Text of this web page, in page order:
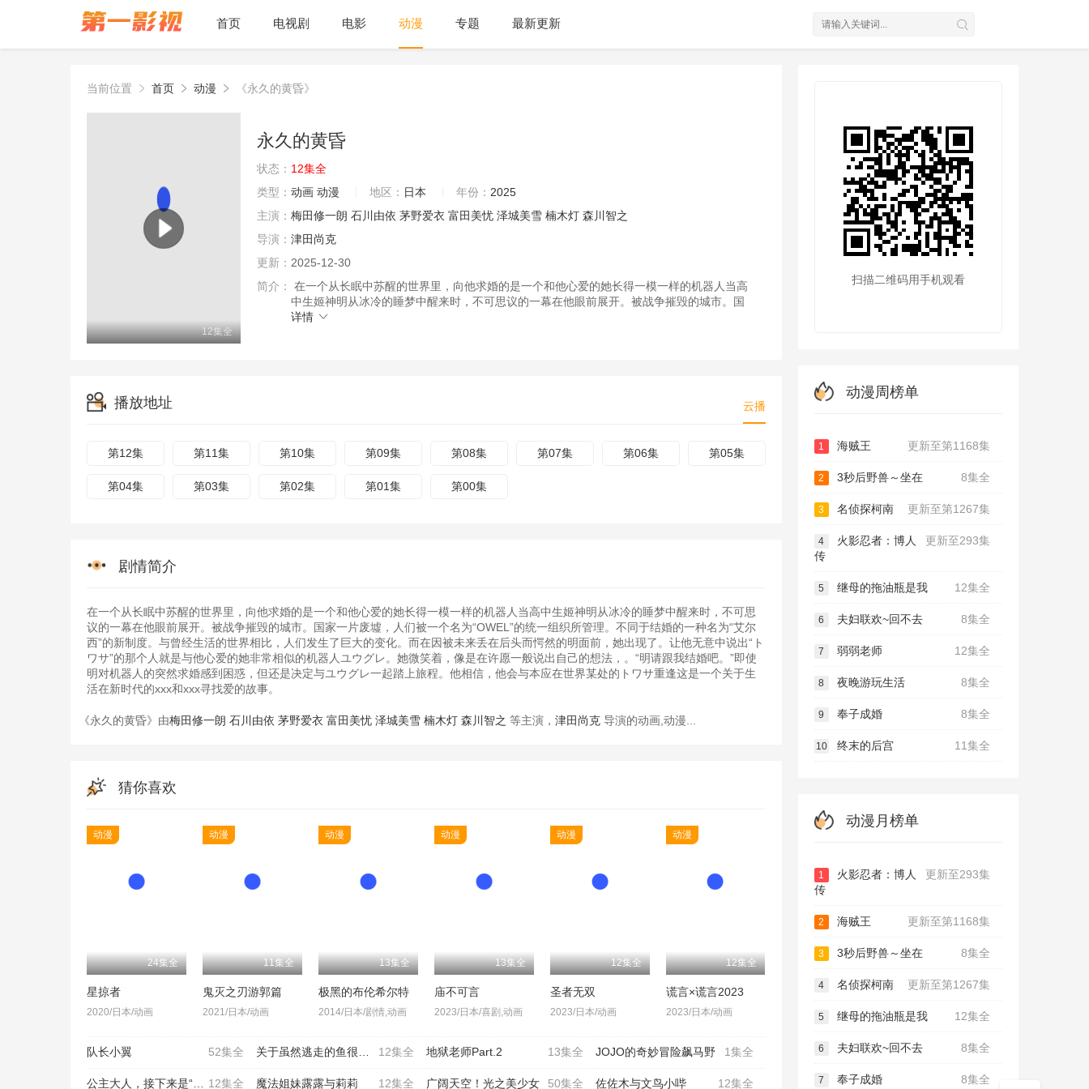
首页 电视剧 电影 动漫 专题 最新更新
当前位置 首页 动漫 《永久的黄昏》
12集全
永久的黄昏
状态： 12集全
类型： 动画 动漫 地区： 日本 年份： 2025
主演： 梅田修一朗 石川由依 茅野爱衣 富田美忧 泽城美雪 楠木灯 森川智之
导演： 津田尚克
更新： 2025-12-30
简介：
在一个从长眠中苏醒的世界里，向他求婚的是一个和他心爱的她长得一模一样的机器人当高
中生姬神明从冰冷的睡梦中醒来时，不可思议的一幕在他眼前展开。被战争摧毁的城市。国
详情
播放地址 云播
第12集 第11集 第10集 第09集 第08集 第07集 第06集 第05集
第04集 第03集 第02集 第01集 第00集
剧情简介
在一个从长眠中苏醒的世界里，向他求婚的是一个和他心爱的她长得一模一样的机器人当高中生姬神明从冰冷的睡梦中醒来时，不可思
议的一幕在他眼前展开。被战争摧毁的城市。国家一片废墟，人们被一个名为“OWEL”的统一组织所管理。不同于结婚的一种名为“艾尔
西”的新制度。与曾经生活的世界相比，人们发生了巨大的变化。而在因被未来丢在后头而愕然的明面前，她出现了。让他无意中说出“ト
ワサ”的那个人就是与他心爱的她非常相似的机器人ユウグレ。她微笑着，像是在许愿一般说出自己的想法，。“明请跟我结婚吧。”即使
明对机器人的突然求婚感到困惑，但还是决定与ユウグレ一起踏上旅程。他相信，他会与本应在世界某处的トワサ重逢这是一个关于生
活在新时代的xxx和xxx寻找爱的故事。
《永久的黄昏》由梅田修一朗 石川由依 茅野爱衣 富田美忧 泽城美雪 楠木灯 森川智之 等主演， 津田尚克 导演的动画,动漫...
猜你喜欢
24集全
动漫
星掠者
2020/日本/动画
11集全
动漫
鬼灭之刃游郭篇
2021/日本/动画
13集全
动漫
极黑的布伦希尔特
2014/日本/剧情,动画
13集全
动漫
庙不可言
2023/日本/喜剧,动画
12集全
动漫
圣者无双
2023/日本/动画
12集全
动漫
谎言×谎言2023
2023/日本/动画
52集全
队长小翼 12集全
关于虽然逃走的鱼很大、但 13集全
地狱老师Part.2 1集全
JOJO的奇妙冒险飙马野
12集全
公主大人，接下来是“拷问 12集全
魔法姐妹露露与莉莉 50集全
广阔天空！光之美少女 12集全
佐佐木与文鸟小哔
扫描二维码用手机观看
动漫周榜单
更新至第1168集
1 海贼王
8集全
2 3秒后野兽～坐在
更新至第1267集
3 名侦探柯南
更新至293集
4
火影忍者：博人
传
12集全
5 继母的拖油瓶是我
8集全
6 夫妇联欢~回不去
12集全
7 弱弱老师
8集全
8 夜晚游玩生活
8集全
9 奉子成婚
11集全
10 终末的后宫
动漫月榜单
更新至293集
1
火影忍者：博人
传
更新至第1168集
2 海贼王
8集全
3 3秒后野兽～坐在
更新至第1267集
4 名侦探柯南
12集全
5 继母的拖油瓶是我
8集全
6 夫妇联欢~回不去
8集全
7 奉子成婚